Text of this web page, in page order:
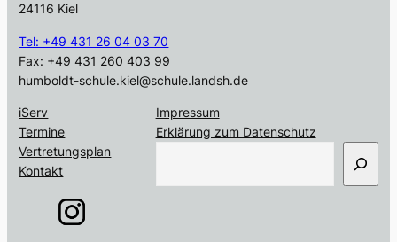
24116 Kiel
Tel: +49 431 26 04 03 70
Fax: +49 431 260 403 99
humboldt-schule.kiel@schule.landsh.de
iServ
Termine
Vertretungsplan
Kontakt
Impressum
Erklärung zum Datenschutz
c